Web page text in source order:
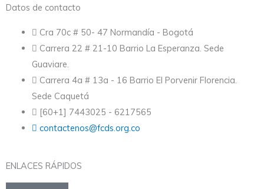
Datos de contacto
Cra 70c # 50- 47 Normandía - Bogotá
Carrera 22 # 21-10 Barrio La Esperanza. Sede
Guaviare.
Carrera 4a # 13a - 16 Barrio El Porvenir Florencia.
Sede Caquetá
[60+1] 7443025 - 6217565
contactenos@fcds.org.co
ENLACES RÁPIDOS